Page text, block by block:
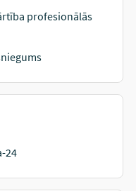
profesionālās
24